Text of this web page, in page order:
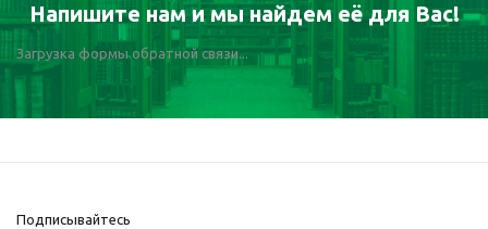
Напишите нам и мы найдем её для Вас!
Загрузка формы обратной связи...
Подписывайтесь